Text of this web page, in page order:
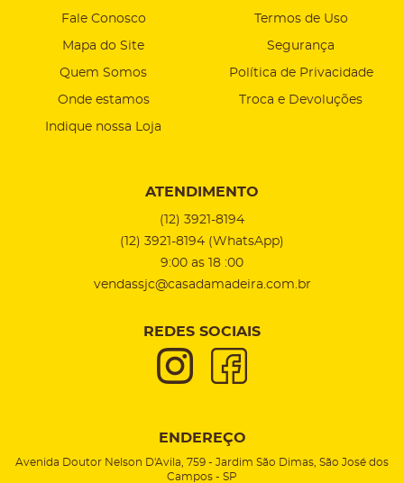
Fale Conosco
Mapa do Site
Quem Somos
Onde estamos
Indique nossa Loja
Termos de Uso
Segurança
Política de Privacidade
Troca e Devoluções
ATENDIMENTO
(12) 3921-8194
(12) 3921-8194 (WhatsApp)
9:00 as 18 :00
vendassjc@casadamadeira.com.br
REDES SOCIAIS
ENDEREÇO
Avenida Doutor Nelson D'Avila, 759 - Jardim São Dimas, São José dos
Campos - SP